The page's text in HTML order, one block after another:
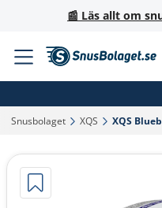
📰 Läs allt om
Snusbolaget‎ XQS‎ XQS